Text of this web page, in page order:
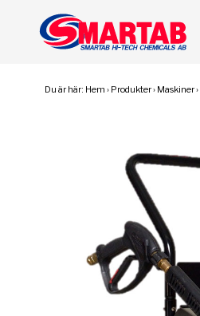
Du är här: Hem › Produkter› Maskiner›